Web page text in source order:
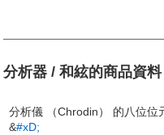
分析器 / 和絃的商品資料
分析儀 （Chrodin） 的八位位
&#xD;